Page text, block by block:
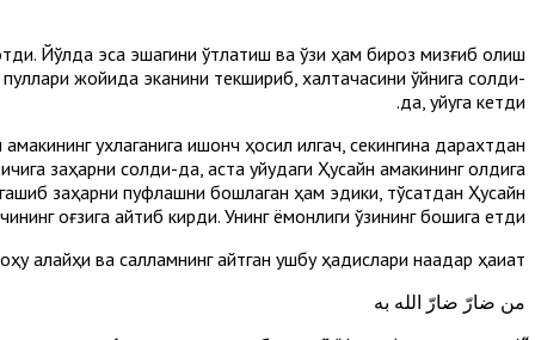
Йўлда эса эшагини ўтлатиш ва ўзи ҳам бироз мизғиб олиш
жойида эканини текшириб, халтачасини қўйнига солди-
да, уйқуга кетди.
ухлаганига ишонч ҳосил қилгач, секингина дарахтдан
заҳарни солди-да, аста уйқудаги Ҳусайн амакининг олдига
заҳарни пуфлашни бошлаган ҳам эдики, тўсатдан Ҳусайн
оғзига қайтиб кирди. Унинг ёмонлиги ўзининг бошига етди.
алайҳи ва салламнинг айтган ушбу ҳадислари нақадар ҳақиқат:
من ضارّ ضارّ الله به